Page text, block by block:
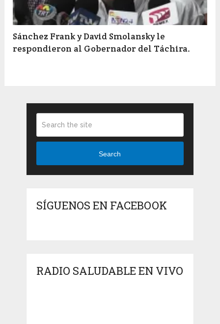
Sánchez Frank y David Smolansky le
respondieron al Gobernador del Táchira.
Search
SÍGUENOS EN FACEBOOK
RADIO SALUDABLE EN VIVO